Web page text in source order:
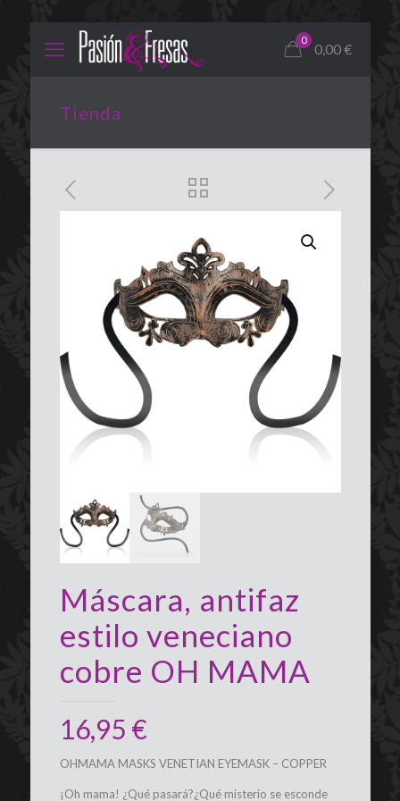
0
0,00€
Tienda
Máscara, antifaz
estilo veneciano
cobre OH MAMA
16,95 €
OHMAMA MASKS VENETIAN EYEMASK – COPPER
¡Oh mama! ¿Qué pasará?¿Qué misterio se esconde